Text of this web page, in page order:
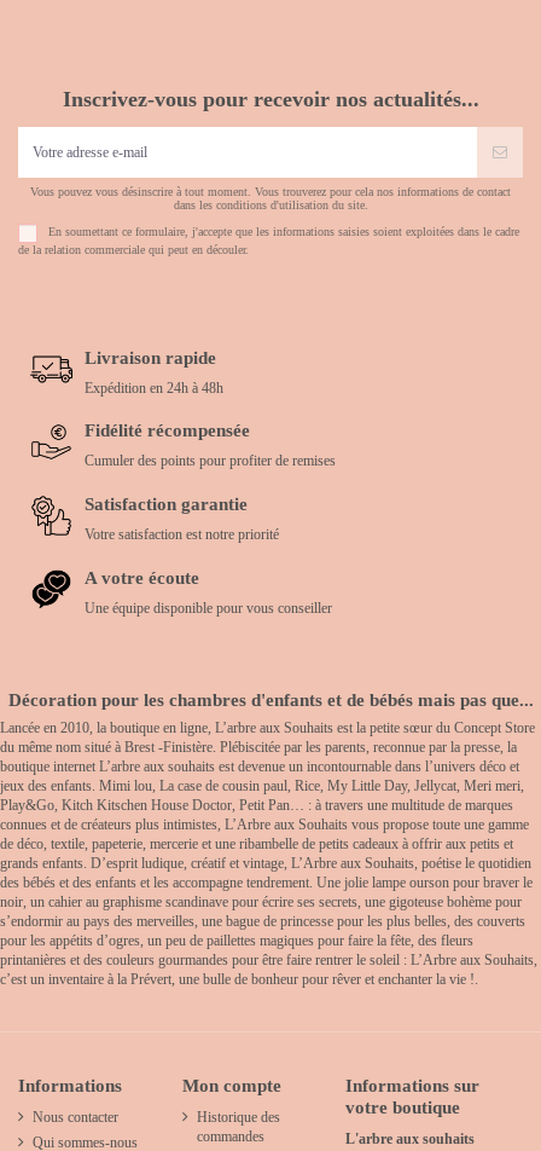
Inscrivez-vous pour recevoir nos actualités...
Vous pouvez vous désinscrire à tout moment. Vous trouverez pour cela nos informations de contact
dans les conditions d'utilisation du site.
En soumettant ce formulaire, j'accepte que les informations saisies soient exploitées dans le cadre
de la relation commerciale qui peut en découler.
Livraison rapide
Expédition en 24h à 48h
Fidélité récompensée
Cumuler des points pour profiter de remises
Satisfaction garantie
Votre satisfaction est notre priorité
A votre écoute
Une équipe disponible pour vous conseiller
Décoration pour les chambres d'enfants et de bébés mais pas que...
Lancée en 2010, la boutique en ligne, L’arbre aux Souhaits est la petite sœur du Concept Store
du même nom situé à Brest -Finistère. Plébiscitée par les parents, reconnue par la presse, la
boutique internet L’arbre aux souhaits est devenue un incontournable dans l’univers déco et
jeux des enfants. Mimi lou, La case de cousin paul, Rice, My Little Day, Jellycat, Meri meri,
Play&Go, Kitch Kitschen House Doctor, Petit Pan… : à travers une multitude de marques
connues et de créateurs plus intimistes, L’Arbre aux Souhaits vous propose toute une gamme
de déco, textile, papeterie, mercerie et une ribambelle de petits cadeaux à offrir aux petits et
grands enfants. D’esprit ludique, créatif et vintage, L’Arbre aux Souhaits, poétise le quotidien
des bébés et des enfants et les accompagne tendrement. Une jolie lampe ourson pour braver le
noir, un cahier au graphisme scandinave pour écrire ses secrets, une gigoteuse bohème pour
s’endormir au pays des merveilles, une bague de princesse pour les plus belles, des couverts
pour les appétits d’ogres, un peu de paillettes magiques pour faire la fête, des fleurs
printanières et des couleurs gourmandes pour être faire rentrer le soleil : L’Arbre aux Souhaits,
c’est un inventaire à la Prévert, une bulle de bonheur pour rêver et enchanter la vie !.
Informations
Nous contacter
Qui sommes-nous
Mon compte
Historique des
commandes
Informations sur
votre boutique
L'arbre aux souhaits